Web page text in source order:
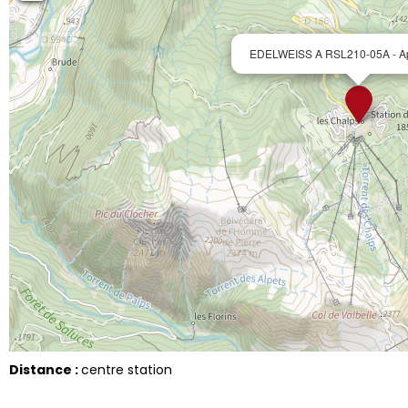
EDELWEISS A RSL210-05A -
Distance :centre station